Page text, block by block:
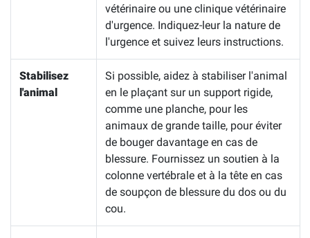
vétérinaire ou une clinique vétérinaire
d'urgence. Indiquez-leur la nature de
l'urgence et suivez leurs instructions.
Stabilisez
l'animal
Si possible, aidez à stabiliser l'animal
en le plaçant sur un support rigide,
comme une planche, pour les
animaux de grande taille, pour éviter
de bouger davantage en cas de
blessure. Fournissez un soutien à la
colonne vertébrale et à la tête en cas
de soupçon de blessure du dos ou du
cou.